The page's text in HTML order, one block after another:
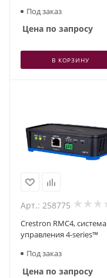
Под заказ
Цена по запросу
В КОРЗИНУ
Арт.: 258775
Crestron RMC4, система
управления 4-series™
Под заказ
Цена по запросу